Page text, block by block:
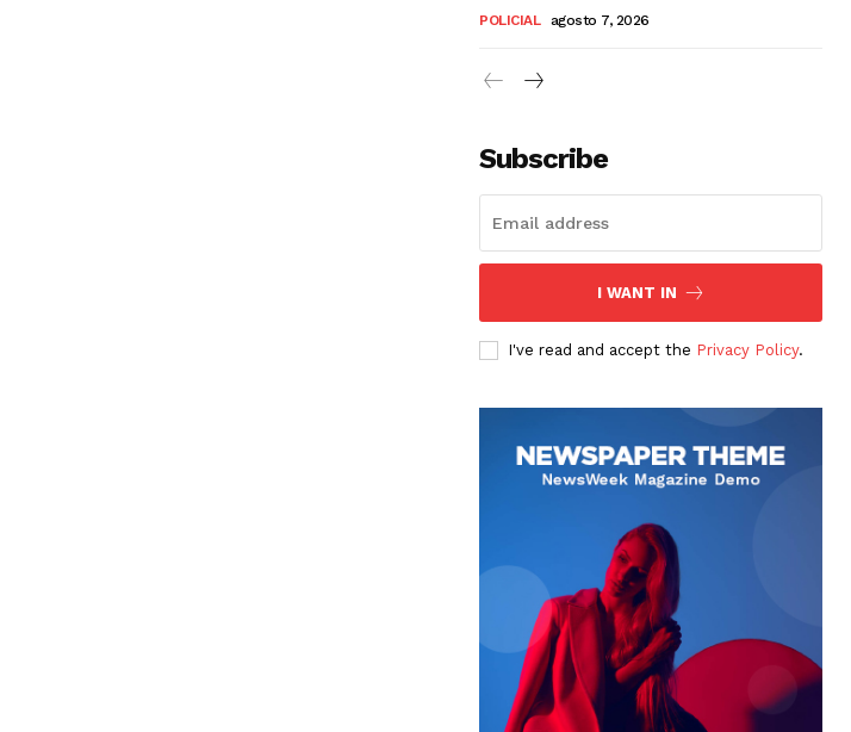
POLICIAL agosto 7, 2026
Subscribe
I WANT IN
I've read and accept the Privacy Policy.